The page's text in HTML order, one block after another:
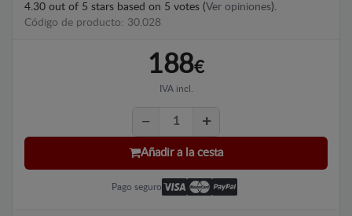
4.30 out of 5 stars based on 5 votes (Ver opiniones).
Código de producto: 30.028
188€
IVA incl.
Añadir a la cesta
Pago seguro